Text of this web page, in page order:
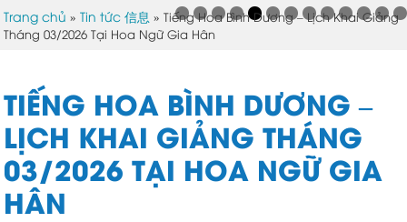
Trang chủ »Tin tức 信息 »Tiếng Hoa Bình Dương – Lịch Khai Giảng
Tháng 03/2026 Tại Hoa Ngữ Gia Hân
TIẾNG HOA BÌNH DƯƠNG –
LỊCH KHAI GIẢNG THÁNG
03/2026 TẠI HOA NGỮ GIA
HÂN